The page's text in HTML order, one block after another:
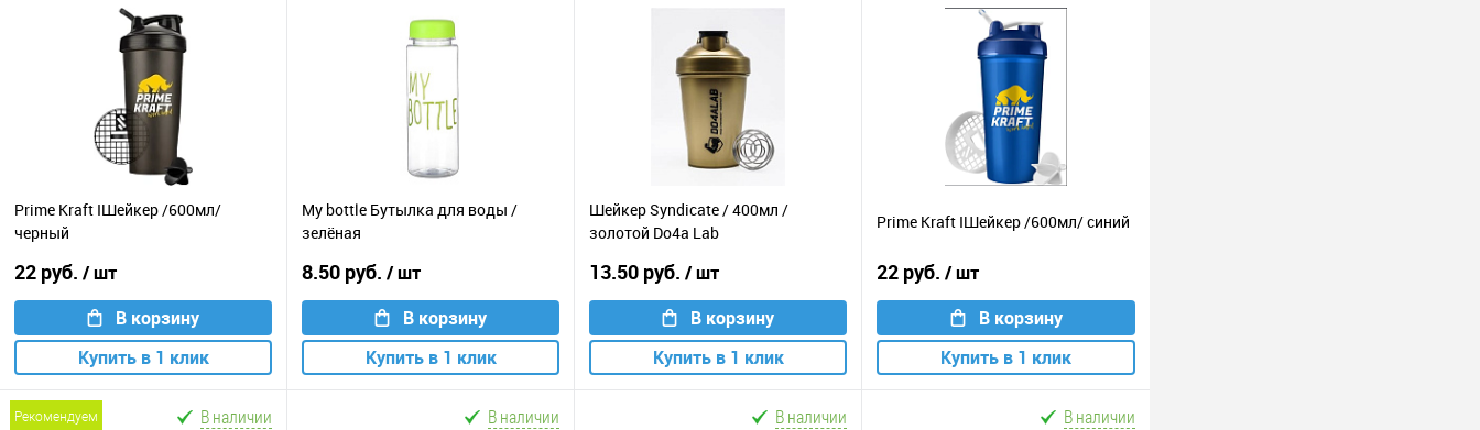
Prime Kraft IШейкер /600мл/
черный
22 руб. / шт
В корзину
Купить в 1 клик
My bottle Бутылка для воды /
зелёная
8.50 руб. / шт
В корзину
Купить в 1 клик
Шейкер Syndicate / 400мл /
золотой Do4a Lab
13.50 руб. / шт
В корзину
Купить в 1 клик
Prime Kraft IШейкер /600мл/ синий
22 руб. / шт
В корзину
Купить в 1 клик
рекомендуем В наличии В наличии В наличии В наличии